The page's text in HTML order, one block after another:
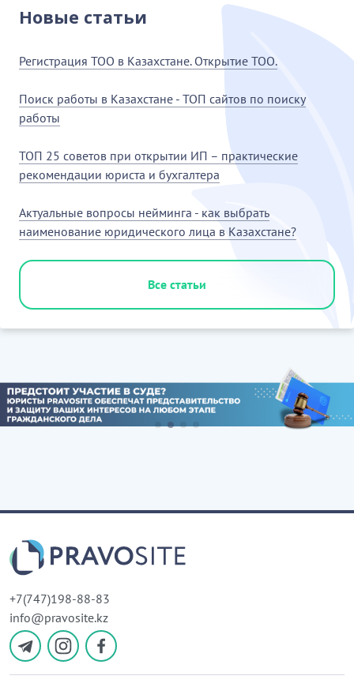
Новые статьи
Регистрация ТОО в Казахстане. Открытие ТОО.
Поиск работы в Казахстане - ТОП сайтов по поиску
работы
ТОП 25 советов при открытии ИП – практические
рекомендации юриста и бухгалтера
Актуальные вопросы нейминга - как выбрать
наименование юридического лица в Казахстане?
Все статьи
+7(747)198-88-83
info@pravosite.kz